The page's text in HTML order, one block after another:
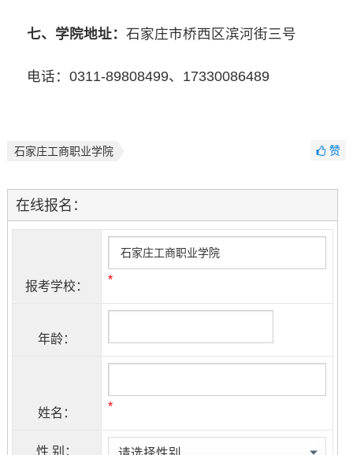
七、学院地址： 石家庄市桥西区滨河街三号
电话：0311-89808499、17330086489
石家庄工商职业学院 赞
在线报名：
报考学校： *
年龄：
姓名： *
性 别：